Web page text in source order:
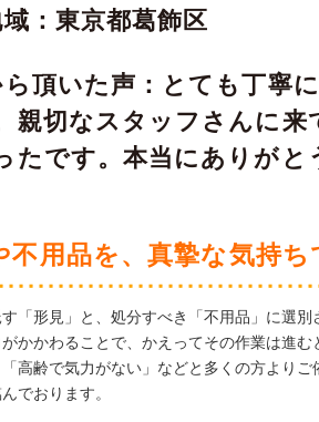
：東京都葛飾区
頂いた声：とても丁寧
親切なスタッフさんに来
たです。本当にありがと
不用品を、真摯な気持ち
「形見」と、処分すべき「不用品」に選別
かかわることで、かえってその作業は進
高齢で気力がない」などと多くの方より
でおります。